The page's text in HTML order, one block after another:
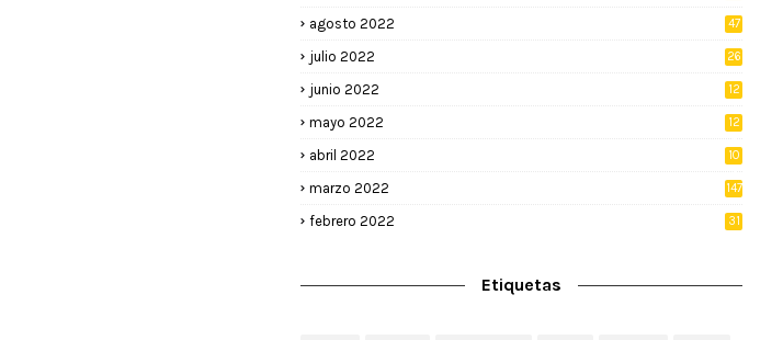
agosto 2022 47
julio 2022 26
junio 2022
12
mayo 2022
12
abril 2022
10
marzo 2022 147
febrero 2022 31
Etiquetas